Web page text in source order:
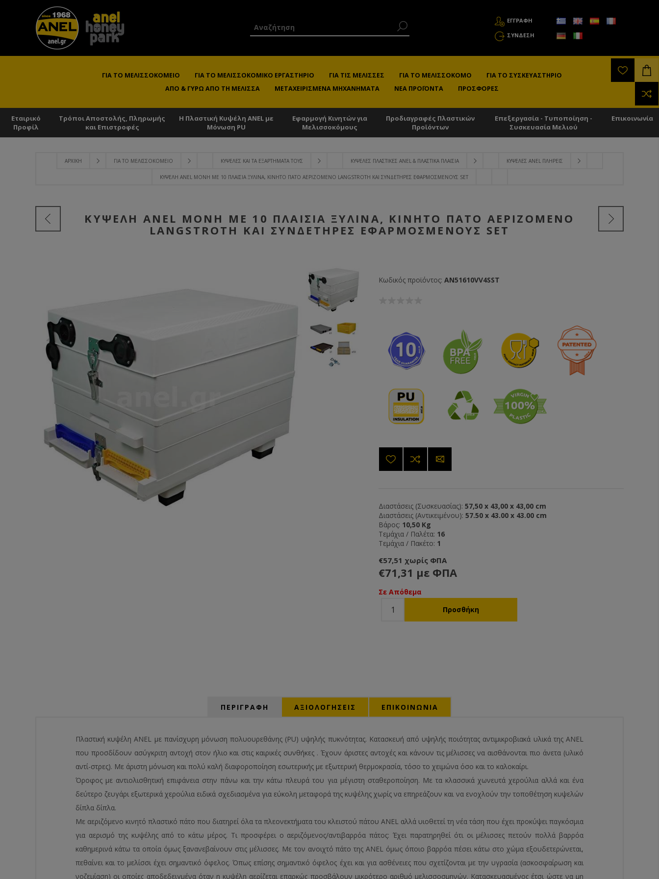
ΕΓΓΡΑΦΗ
ΣΎΝΔΕΣΗ
ΓΙΑ ΤΟ ΜΕΛΙΣΣΟΚΟΜΕΊΟ ΓΙΑ ΤΟ ΜΕΛΙΣΣΟΚΟΜΙΚΌ ΕΡΓΑΣΤΉΡΙΟ ΓΙΑ ΤΙΣ ΜΈΛΙΣΣΕΣ ΓΙΑ ΤΟ ΜΕΛΙΣΣΟΚΌΜΟ
ΓΙΑ ΤΟ ΣΥΣΚΕΥΑΣΤΉΡΙΟ
ΑΠΌ & ΓΎΡΩ ΑΠΌ ΤΗ ΜΈΛΙΣΣΑ
ΜΕΤΑΧΕΙΡΙΣΜΈΝΑ ΜΗΧΑΝΉΜΑΤΑ ΝΈΑ ΠΡΟΪΌΝΤΑ ΠΡΟΣΦΟΡΈΣ
Εταιρικό
Προφίλ
Τρόποι Αποστολής, Πληρωμής
και Επιστροφές
Η Πλαστική Κυψέλη ANEL με
Μόνωση PU
Εφαρμογή Κινητών για
Μελισσοκόμους
Προδιαγραφές Πλαστικών
Προϊόντων
Επεξεργασία - Τυποποίηση -
Συσκευασία Μελιού
Επικοινωνία
ΑΡΧΙΚΉ ΓΙΑ ΤΟ ΜΕΛΙΣΣΟΚΟΜΕΊΟ ΚΥΨΈΛΕΣ ΚΑΙ ΤΑ ΕΞΑΡΤΉΜΑΤΑ ΤΟΥΣ ΚΥΨΈΛΕΣ ΠΛΑΣΤΙΚΈΣ ANEL & ΠΛΑΣΤΙΚΆ ΠΛΑΊΣΙΑ ΚΥΨΈΛΕΣ ANEL ΠΛΉΡΕΙΣ
ΚΥΨΈΛΗ ANEL ΜΟΝΉ ΜΕ 10 ΠΛΑΊΣΙΑ ΞΎΛΙΝΑ, ΚΙΝΗΤΌ ΠΆΤΟ ΑΕΡΙΖΌΜΕΝΟ LANGSTROTH ΚΑΙ ΣΥΝΔΕΤΉΡΕΣ ΕΦΑΡΜΟΣΜΈΝΟΥΣ SET
ΚΥΨΈΛΗ ANEL ΜΟΝΉ ΜΕ 10 ΠΛΑΊΣΙΑ ΞΎΛΙΝΑ, ΚΙΝΗΤΌ ΠΆΤΟ ΑΕΡΙΖΌΜΕΝΟ
LANGSTROTH ΚΑΙ ΣΥΝΔΕΤΉΡΕΣ ΕΦΑΡΜΟΣΜΈΝΟΥΣ SET
Κωδικός προϊόντος: AN51610VV4SST
Διαστάσεις (Συσκευασίας): 57,50 x 43,00 x 43,00 cm
Διαστάσεις (Αντικειμένου): 57.50 x 43.00 x 43.00 cm
Βάρος: 10,50 Kg
Τεμάχια / Παλέτα: 16
Τεμάχια / Πακέτο: 1
€57,51 χωρίς ΦΠΑ
€71,31 με ΦΠΑ
Σε Απόθεμα
ΠΕΡΙΓΡΑΦΗ ΑΞΙΟΛΟΓΉΣΕΙΣ ΕΠΙΚΟΙΝΩΝΙΑ
Πλαστική κυψέλη ANEL με πανίσχυρη μόνωση πολυουρεθάνης (PU) υψηλής πυκνότητας. Κατασκευή από υψηλής ποιότητας αντιμικροβιακά υλικά της ANEL
που προσδίδουν ασύγκριτη αντοχή στον ήλιο και στις καιρικές συνθήκες . Έχουν άριστες αντοχές και κάνουν τις μέλισσες να αισθάνονται πιο άνετα (υλικό
αντί-στρες). Με άριστη μόνωση και πολύ καλή διαφοροποίηση εσωτερικής με εξωτερική θερμοκρασία, τόσο το χειμώνα όσο και το καλοκαίρι.
Όροφος με αντιολισθητική επιφάνεια στην πάνω και την κάτω πλευρά του για μέγιστη σταθεροποίηση. Με τα κλασσικά χωνευτά χερούλια αλλά και ένα
δεύτερο ζευγάρι εξωτερικά χερούλια ειδικά σχεδιασμένα για εύκολη μεταφορά της κυψέλης χωρίς να επηρεάζουν και να ενοχλούν την τοποθέτηση κυψελών
δίπλα δίπλα.
Με αεριζόμενο κινητό πλαστικό πάτο που διατηρεί όλα τα πλεονεκτήματα του κλειστού πάτου ANEL αλλά υιοθετεί τη νέα τάση που έχει προκύψει παγκόσμια
για αερισμό της κυψέλης από το κάτω μέρος. Τι προσφέρει ο αεριζόμενος/αντιβαρρόα πάτος: Έχει παρατηρηθεί ότι οι μέλισσες πετούν πολλά βαρρόα
καθημερινά κάτω τα οποία όμως ξανανεβαίνουν στις μέλισσες. Με τον ανοιχτό πάτο της ANEL όμως όποιο βαρρόα πέσει κάτω στο χώμα εξουδετερώνεται,
πεθαίνει και το μελίσσι έχει σημαντικό όφελος. Όπως επίσης σημαντικό όφελος έχει και για ασθένειες που σχετίζονται με την υγρασία (ασκοσφαίρωση και
νοζεμίαση) οι οποίες αποδεδειγμένα όταν η κυψέλη αερίζεται επαρκώς προσβάλουν μικρότερο αριθμό μελισσοσμηνών. Κατασκευασμένος έτσι ώστε να μη